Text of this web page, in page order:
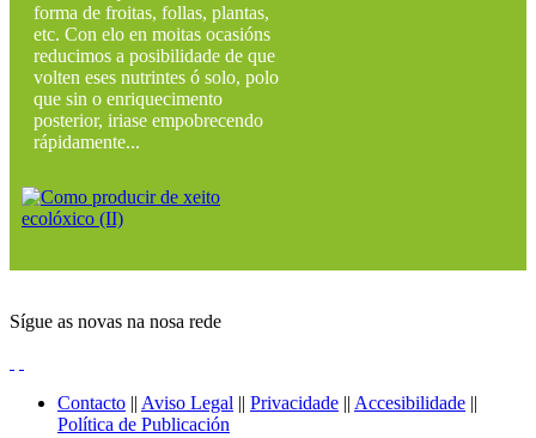
forma de froitas, follas, plantas,
etc. Con elo en moitas ocasións
reducimos a posibilidade de que
volten eses nutrintes ó solo, polo
que sin o enriquecimento
posterior, iriase empobrecendo
rápidamente...
Sígue as novas na nosa rede
Contacto || Aviso Legal || Privacidade || Accesibilidade ||
Política de Publicación